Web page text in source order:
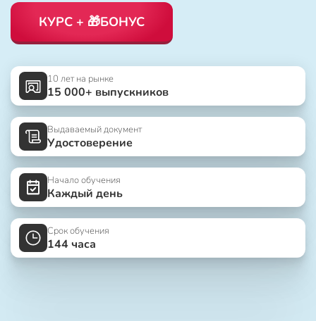
КУРС + 🎁БОНУС
10 лет на рынке
15 000+ выпускников
Выдаваемый документ
Удостоверение
Начало обучения
Каждый день
Срок обучения
144 часа